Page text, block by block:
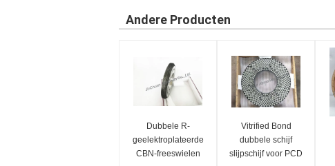
Andere Producten
Dubbele R-
geelektroplateerde
CBN-freeswielen
Vitrified Bond
dubbele schijf
slijpschijf voor PCD